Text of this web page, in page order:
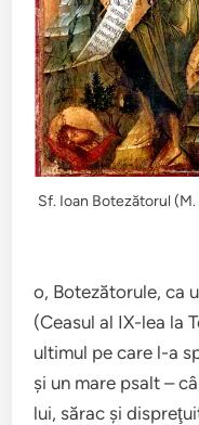
Sf. Ioan Botezătorul
o, Botezătorule, ca
(Ceasul al IX-lea la
ultimul pe care l-a
şi un mare psalt –
lui, sărac şi